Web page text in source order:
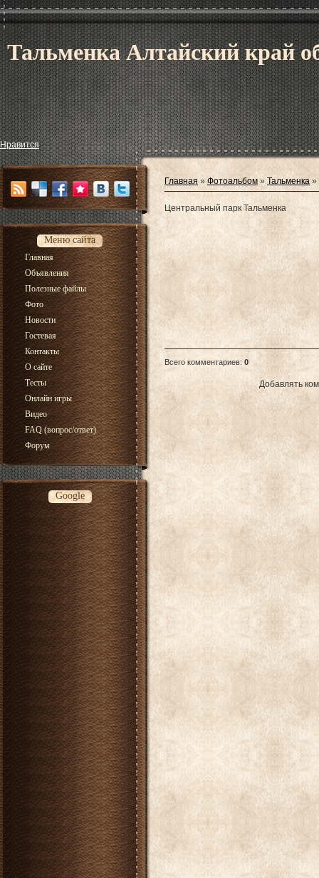
Тальменка Алтайский край
Нравится
Меню сайта
Главная
Объявления
Полезные файлы
Фото
Новости
Гостевая
Контакты
О сайте
Тесты
Онлайн игры
Видео
FAQ (вопрос/ответ)
Форум
Google
Главная » Фотоальбом » Тальменка »
Центральный парк Тальменка
Всего комментариев: 0
Добавлять